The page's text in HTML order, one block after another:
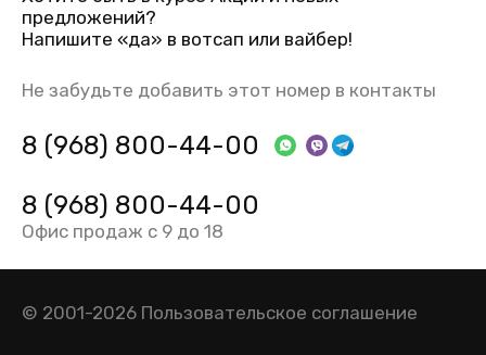
предложений?
Напишите «да» в вотсап или вайбер!
Не забудьте добавить этот номер в контакты
8 (968) 800-44-00
8 (968) 800-44-00
Офис продаж с 9 до 18
© 2001-2026 Пользовательское соглашение